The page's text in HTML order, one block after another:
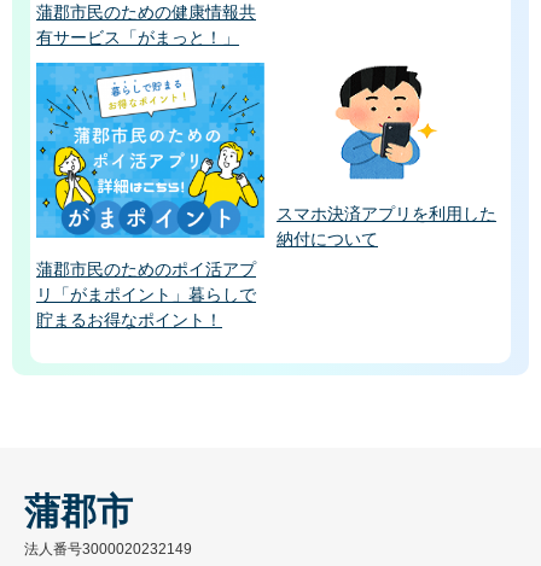
蒲郡市民のための健康情報共
有サービス「がまっと！」
蒲郡市民のためのポイ活アプ
リ「がまポイント」暮らしで
貯まるお得なポイント！
スマホ決済アプリを利用した
納付について
蒲郡市
法人番号3000020232149